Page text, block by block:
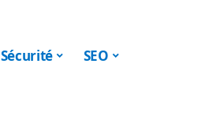
Sécurité SEO